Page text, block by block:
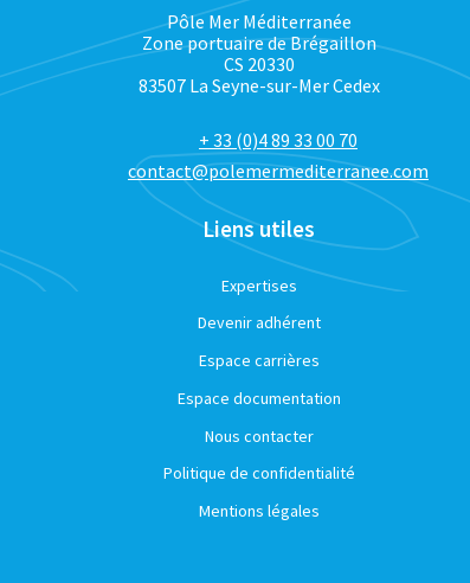
Pôle Mer Méditerranée
Zone portuaire de Brégaillon
CS 20330
83507 La Seyne-sur-Mer Cedex
+ 33 (0)4 89 33 00 70
contact@polemermediterranee.com
Liens utiles
Expertises
Devenir adhérent
Espace carrières
Espace documentation
Nous contacter
Politique de confidentialité
Mentions légales